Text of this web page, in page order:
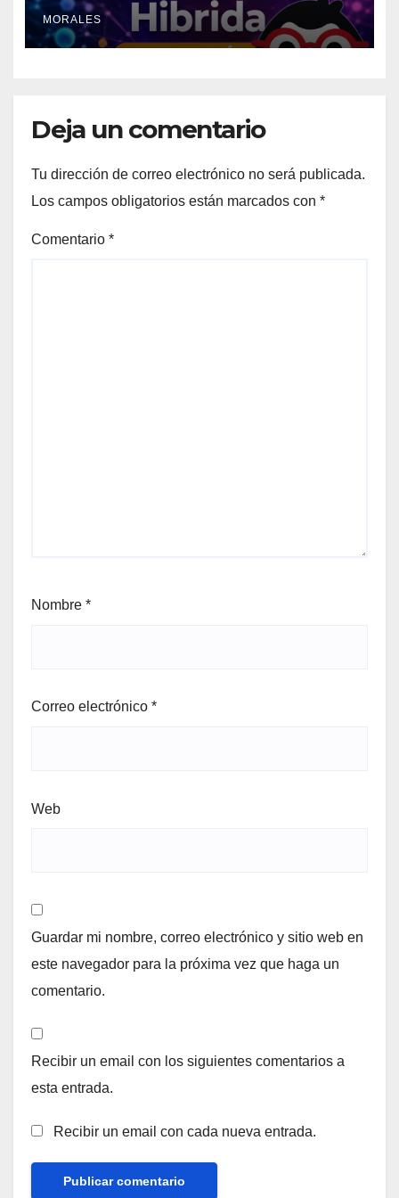
supercomputadoras que está
transformando la ciencia en
2026
MORALES
Deja un comentario
Tu dirección de correo electrónico no será publicada.
Los campos obligatorios están marcados con *
Comentario *
Nombre *
Correo electrónico *
Web
Guardar mi nombre, correo electrónico y sitio web en
este navegador para la próxima vez que haga un
comentario.
Recibir un email con los siguientes comentarios a
esta entrada.
Recibir un email con cada nueva entrada.